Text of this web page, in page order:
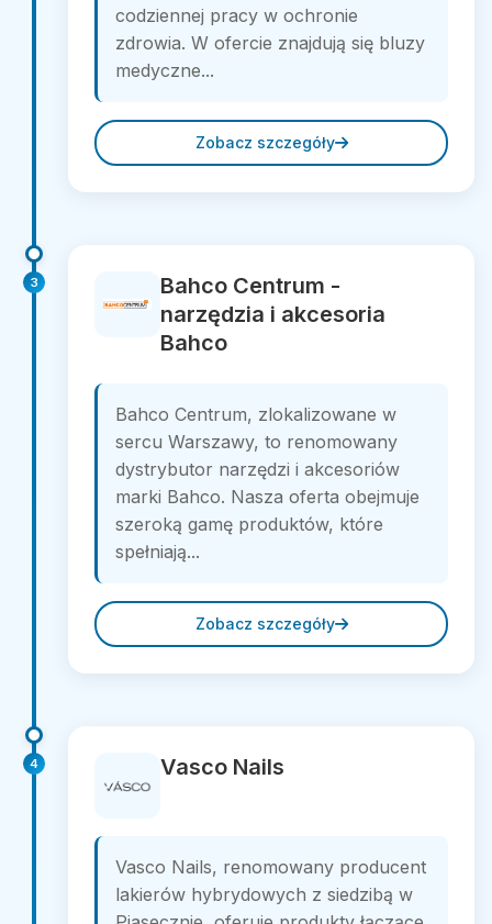
codziennej pracy w ochronie
zdrowia. W ofercie znajdują się bluzy
medyczne...
Zobacz szczegóły
3
Bahco Centrum -
narzędzia i akcesoria
Bahco
Bahco Centrum, zlokalizowane w
sercu Warszawy, to renomowany
dystrybutor narzędzi i akcesoriów
marki Bahco. Nasza oferta obejmuje
szeroką gamę produktów, które
spełniają...
Zobacz szczegóły
4 Vasco Nails
Vasco Nails, renomowany producent
lakierów hybrydowych z siedzibą w